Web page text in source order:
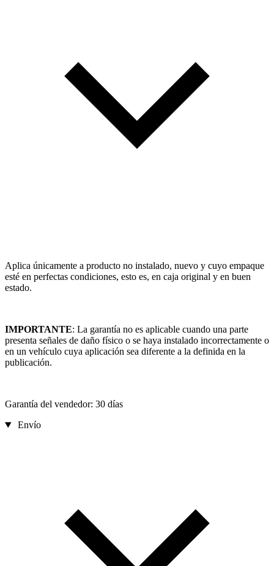
Aplica únicamente a producto no instalado, nuevo y cuyo empaque
esté en perfectas condiciones, esto es, en caja original y en buen
estado.
IMPORTANTE: La garantía no es aplicable cuando una parte
presenta señales de daño físico o se haya instalado incorrectamente o
en un vehículo cuya aplicación sea diferente a la definida en la
publicación.
Garantía del vendedor: 30 días
Envío